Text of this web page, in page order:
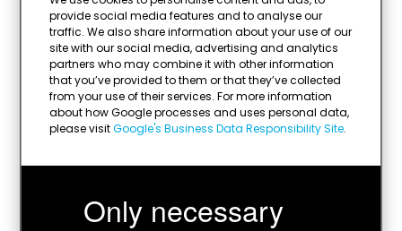
provide social media features and to analyse our
traffic. We also share information about your use of our
site with our social media, advertising and analytics
partners who may combine it with other information
that you’ve provided to them or that they’ve collected
from your use of their services. For more information
about how Google processes and uses personal data,
please visitGoogle's Business Data Responsibility Site.
Only necessary